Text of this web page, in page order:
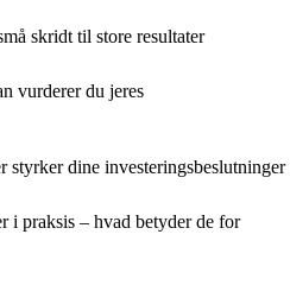
skridt til store resultater
vurderer du jeres
styrker dine investeringsbeslutninger
i praksis – hvad betyder de for